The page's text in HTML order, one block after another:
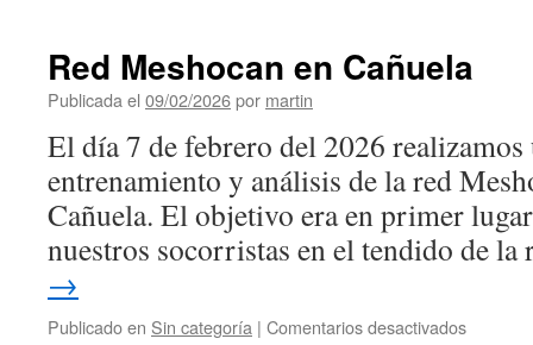
Red Meshocan en Cañuela
Publicada el 09/02/2026por martin
El día 7 de febrero del 2026
entrenamiento y análisis de la red
Cañuela. El objetivo era en primer
nuestros socorristas en el tendido de
→
Publicado en Sin categoría | Comentarios desactivadosen